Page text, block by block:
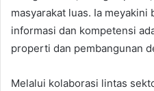
masyarakat luas. Ia meyakini
informasi dan kompetensi
properti dan pembangunan
Melalui kolaborasi lintas